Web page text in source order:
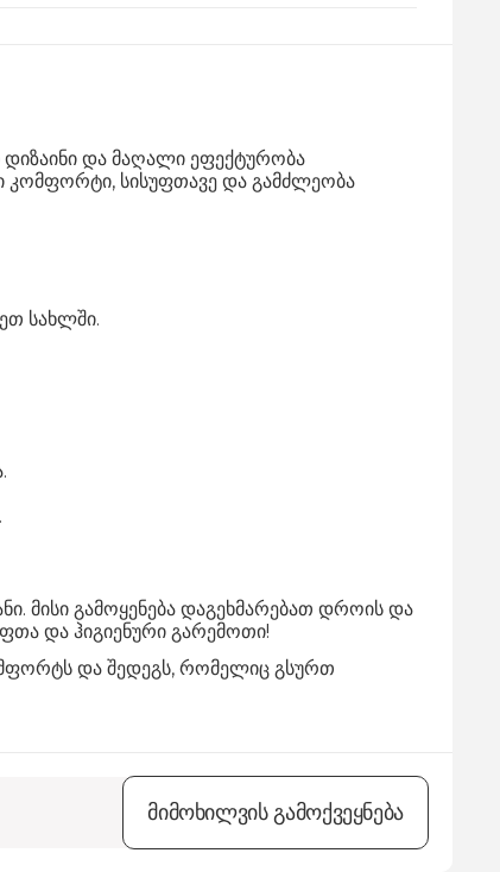
დიზაინი და მაღალი ეფექტურობა
კომფორტი, სისუფთავე და გამძლეობა
სახლში.
მისი გამოყენება დაგეხმარებათ დროის და
და ჰიგიენური გარემოთი!
და შედეგს, რომელიც გსურთ
მიმოხილვის გამოქვეყნება